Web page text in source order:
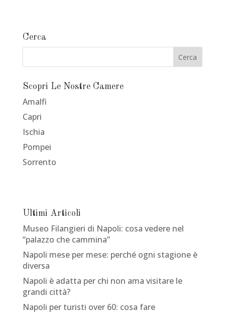
Cerca
Scopri Le Nostre Camere
Amalfi
Capri
Ischia
Pompei
Sorrento
Ultimi Articoli
Museo Filangieri di Napoli: cosa vedere nel
“palazzo che cammina”
Napoli mese per mese: perché ogni stagione è
diversa
Napoli è adatta per chi non ama visitare le
grandi città?
Napoli per turisti over 60: cosa fare